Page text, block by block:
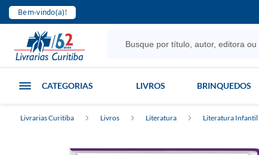
Bem-vindo(a)!
CATEGORIAS LIVROS BRINQUEDOS
Livrarias Curitiba Livros Literatura Literatura Infantil